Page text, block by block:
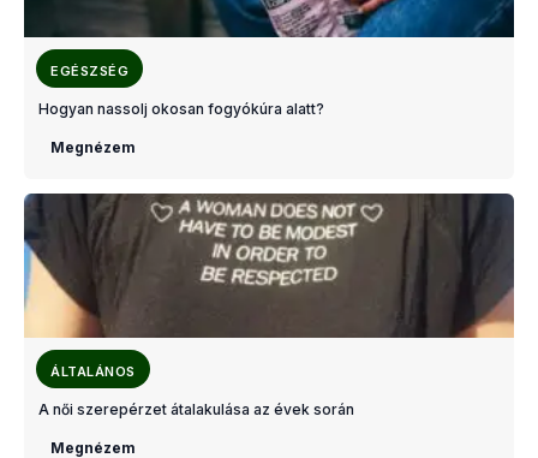
EGÉSZSÉG
Hogyan nassolj okosan fogyókúra alatt?
Megnézem
ÁLTALÁNOS
A női szerepérzet átalakulása az évek során
Megnézem